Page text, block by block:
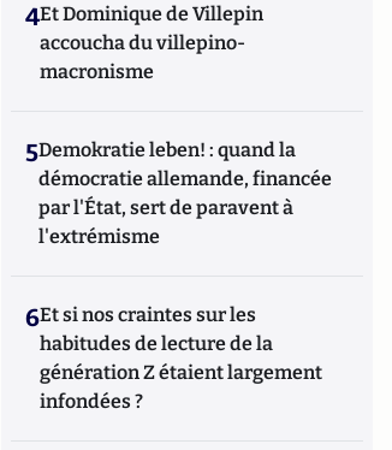
4Et Dominique de Villepin
accoucha du villepino-
macronisme
5Demokratie leben! : quand la
démocratie allemande, financée
par l'État, sert de paravent à
l'extrémisme
6Et si nos craintes sur les
habitudes de lecture de la
génération Z étaient largement
infondées ?